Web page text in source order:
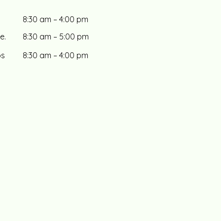
8:30 am – 4:00 pm
8:30 am – 5:00 pm
8:30 am – 4:00 pm